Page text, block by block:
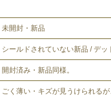
未開封・新品
シールドされていない新品 / デッ
開封済み・新品同様。
ごく薄い・キズが見うけられる